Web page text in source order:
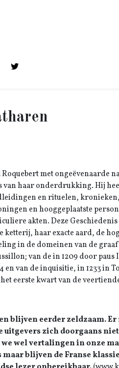
met ongeëvenaarde
van haar onderdrukking. Hij
en rituelen,
en hooggeplaatste
akten. Deze
haar exacte aard, de
in de domeinen van de
van de in 1209 door paus
van de inquisitie, in 1233 in
eerste kwart van de
blijven eerder zeldzaam.
zich doorgaans
wel vertalingen in onze
maar blijven de Franse